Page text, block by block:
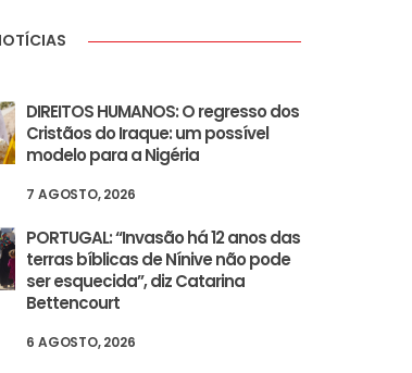
DIREITOS HUMANOS: O regresso dos
Cristãos do Iraque: um possível
modelo para a Nigéria
7 AGOSTO, 2026
PORTUGAL: “Invasão há 12 anos das
terras bíblicas de Nínive não pode
ser esquecida”, diz Catarina
Bettencourt
6 AGOSTO, 2026